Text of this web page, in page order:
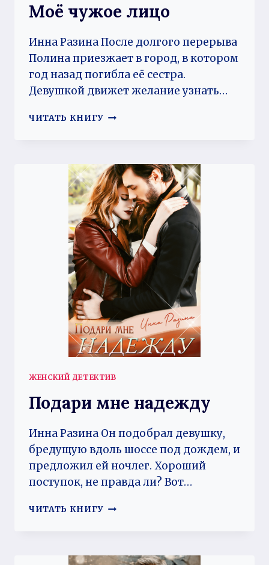
Моё чужое лицо
Инна Разина После долгого перерыва
Полина приезжает в город, в котором
год назад погибла её сестра.
Девушкой движет желание узнать…
ЧИТАТЬ КНИГУ МОЁ
ЖЕНСКИЙ ДЕТЕКТИВ
Подари мне надежду
Инна Разина Он подобрал девушку,
бредущую вдоль шоссе под дождем, и
предложил ей ночлег. Хороший
поступок, не правда ли? Вот…
ЧИТАТЬ КНИГУ ПОДАРИ